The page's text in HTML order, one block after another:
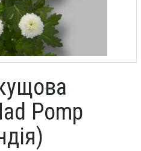
Pomp